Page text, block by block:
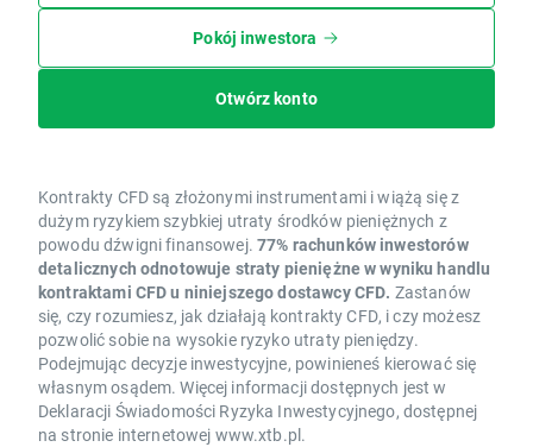
Pokój inwestora
Otwórz konto
Kontrakty CFD są złożonymi instrumentami i wiążą się z
dużym ryzykiem szybkiej utraty środków pieniężnych z
powodu dźwigni finansowej. 77% rachunków inwestorów
detalicznych odnotowuje straty pieniężne w wyniku handlu
kontraktami CFD u niniejszego dostawcy CFD. Zastanów
się, czy rozumiesz, jak działają kontrakty CFD, i czy możesz
pozwolić sobie na wysokie ryzyko utraty pieniędzy.
Podejmując decyzje inwestycyjne, powinieneś kierować się
własnym osądem. Więcej informacji dostępnych jest w
Deklaracji Świadomości Ryzyka Inwestycyjnego, dostępnej
na stronie internetowej www.xtb.pl.